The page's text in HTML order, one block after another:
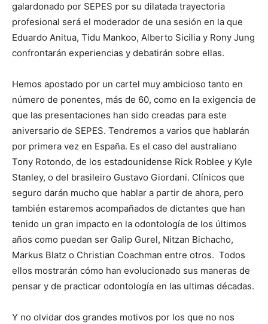
galardonado por SEPES por su dilatada trayectoria
profesional será el moderador de una sesión en la que
Eduardo Anitua, Tidu Mankoo, Alberto Sicilia y Rony Jung
confrontarán experiencias y debatirán sobre ellas.
Hemos apostado por un cartel muy ambicioso tanto en
número de ponentes, más de 60, como en la exigencia de
que las presentaciones han sido creadas para este
aniversario de SEPES. Tendremos a varios que hablarán
por primera vez en España. Es el caso del australiano
Tony Rotondo, de los estadounidense Rick Roblee y Kyle
Stanley, o del brasileiro Gustavo Giordani. Clínicos que
seguro darán mucho que hablar a partir de ahora, pero
también estaremos acompañados de dictantes que han
tenido un gran impacto en la odontología de los últimos
años como puedan ser Galip Gurel, Nitzan Bichacho,
Markus Blatz o Christian Coachman entre otros. Todos
ellos mostrarán cómo han evolucionado sus maneras de
pensar y de practicar odontología en las ultimas décadas.
Y no olvidar dos grandes motivos por los que no nos